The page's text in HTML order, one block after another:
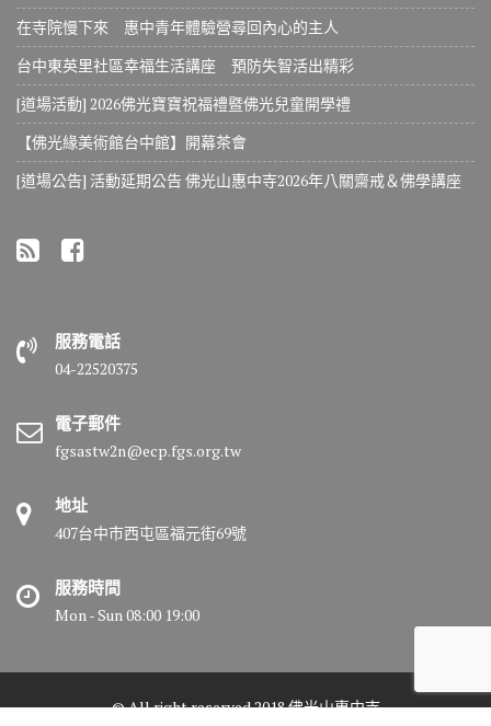
在寺院慢下來 惠中青年體驗營尋回內心的主人
台中東英里社區幸福生活講座 預防失智活出精彩
[道場活動] 2026佛光寶寶祝福禮暨佛光兒童開學禮
【佛光緣美術館台中館】開幕茶會
[道場公告] 活動延期公告 佛光山惠中寺2026年八關齋戒＆佛學講座
服務電話
04-22520375
電子郵件
fgsastw2n@ecp.fgs.org.tw
地址
407台中市西屯區福元街69號
服務時間
Mon - Sun 08:00 19:00
© All right reserved 2018 佛光山惠中寺